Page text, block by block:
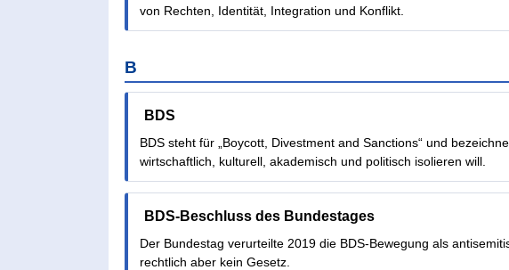
von Rechten, Identität, Integration und Konflikt.
B
BDS
BDS steht für „Boycott, Divestment and Sanctions“ und
wirtschaftlich, kulturell, akademisch und politisch isolieren will.
BDS-Beschluss des Bundestages
Der Bundestag verurteilte 2019 die BDS-Bewegung als
rechtlich aber kein Gesetz.